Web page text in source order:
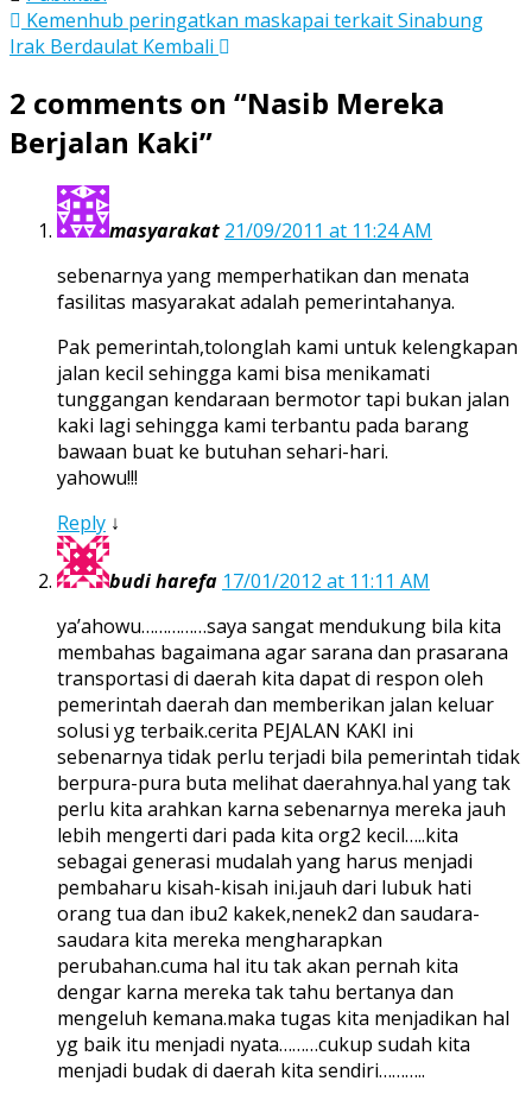
Post
navigation
Kemenhub peringatkan maskapai terkait Sinabung
Irak Berdaulat Kembali
2 comments on “Nasib Mereka
Berjalan Kaki”
masyarakat 21/09/2011 at 11:24 AM
sebenarnya yang memperhatikan dan menata
fasilitas masyarakat adalah pemerintahanya.
Pak pemerintah,tolonglah kami untuk kelengkapan
jalan kecil sehingga kami bisa menikamati
tunggangan kendaraan bermotor tapi bukan jalan
kaki lagi sehingga kami terbantu pada barang
bawaan buat ke butuhan sehari-hari.
yahowu!!!
Reply ↓
budi harefa 17/01/2012 at 11:11 AM
ya’ahowu……………saya sangat mendukung bila kita
membahas bagaimana agar sarana dan prasarana
transportasi di daerah kita dapat di respon oleh
pemerintah daerah dan memberikan jalan keluar
solusi yg terbaik.cerita PEJALAN KAKI ini
sebenarnya tidak perlu terjadi bila pemerintah tidak
berpura-pura buta melihat daerahnya.hal yang tak
perlu kita arahkan karna sebenarnya mereka jauh
lebih mengerti dari pada kita org2 kecil…..kita
sebagai generasi mudalah yang harus menjadi
pembaharu kisah-kisah ini.jauh dari lubuk hati
orang tua dan ibu2 kakek,nenek2 dan saudara-
saudara kita mereka mengharapkan
perubahan.cuma hal itu tak akan pernah kita
dengar karna mereka tak tahu bertanya dan
mengeluh kemana.maka tugas kita menjadikan hal
yg baik itu menjadi nyata………cukup sudah kita
menjadi budak di daerah kita sendiri………..